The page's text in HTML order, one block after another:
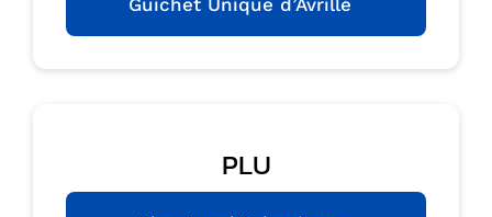
Guichet Unique d’Avrillé
PLU